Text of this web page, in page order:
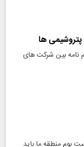
اینترنت اشیا ایران از انعقاد ۱۹۰ تفاهم نامه بین شرکت های
بوم منطقه ما باید